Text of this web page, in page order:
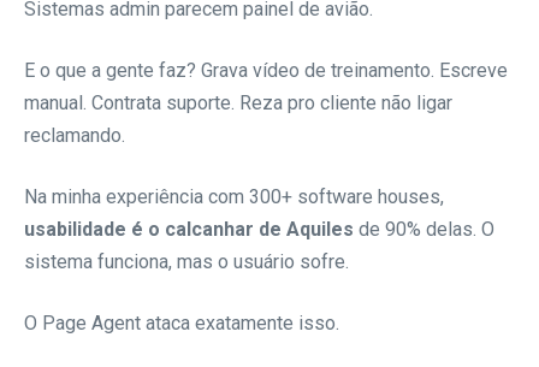
Sistemas admin parecem painel de avião.
E o que a gente faz? Grava vídeo de treinamento. Escreve
manual. Contrata suporte. Reza pro cliente não ligar
reclamando.
Na minha experiência com 300+ software houses,
usabilidade é o calcanhar de Aquiles de 90% delas. O
sistema funciona, mas o usuário sofre.
O Page Agent ataca exatamente isso.